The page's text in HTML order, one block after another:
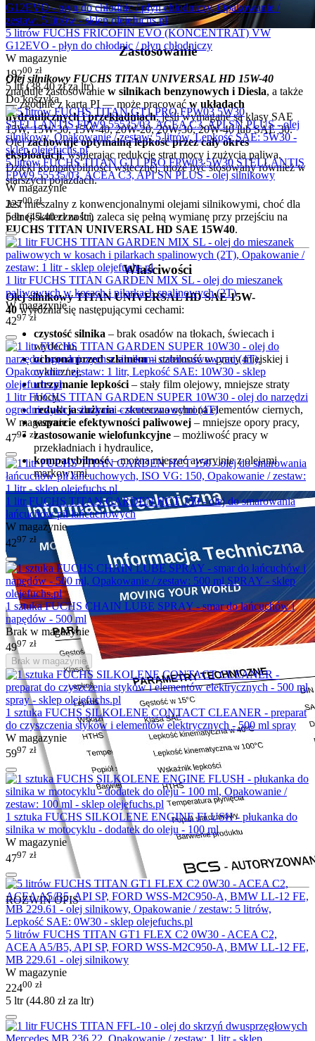
Zastosowanie
Olej silnikowy FUCHS TITAN UNIVERSAL HD 15W-40
znajduje zastosowanie w silnikach benzynowych i Diesla, a także
— zgodnie z kartą PI — może pracować w układach
hydraulicznych i przekładniach, jeśli wymagane są klasy SAE
15W, 15W-30, 15W-40, 20W-20, 20W-30, 20W-40 lub SAE 30.
Olejzachowuje optymalną lepkość przez cały okres
eksploatacji, wspierając redukcję strat mocy i zużycia paliwa.
Dzięki kompatybilności wstecznej, może być stosowany również w
starszych pojazdach.
Jest mieszalny z konwencjonalnymi olejami silnikowymi, choć dla
pełnej skuteczności, zaleca się pełną wymianę przy przejściu na
FUCHS TITAN UNIVERSAL HD SAE 15W40.
Właściwości
Olej silnikowy TITAN UNIVERSAL HD SAE 15W-
40wyróżnia się następującymi cechami:
czystość silnika – brak osadów na tłokach, świecach i
wydechu,
ochrona przed szlamem– stabilność w pracy miejskiej i
cyklicznej,
utrzymanie lepkości – stały film olejowy, mniejsze straty
mocy,
redukcja zużycia– skuteczna ochrona elementów ciernych,
wsparcie efektywności paliwowej – mniejsze opory pracy,
zastosowanie wielofunkcyjne – możliwość pracy w
przekładniach i hydraulice,
kompatybilność– można mieszać awaryjnie z olejami
markowymi.
ROZWIŃ OPIS
5 litrów FUCHS FRICOFIN EVO (KONCENTRAT) VW
G12EVO - płyn do chłodnic / płyn chłodniczy
W magazynie
19200 zł
5 ltr (38.40złza ltr)
Do koszyka
5 litrów FUCHS TITAN GT1 PRO FPW03 5W30 STELLANTIS
FPW9.55535/03, ACEA C3, API SN PLUS - olej silnikowy
W magazynie
22700 zł
5 ltr (45.40złza ltr)
1 litr FUCHS TITAN GARDEN MIX SL - olej do mieszanek
paliwowych w kosach i pilarkach spalinowych (2T)
W magazynie
4297 zł
1 litr FUCHS TITAN GARDEN SUPER 10W30 - olej do narzędzi
ogrodniczych z silnikami czterosuwowymi (4T)
W magazynie
4797 zł
1 litr FUCHS TITAN GARDEN HCT 150 - olej do smarowania
łańcuchów pił łańcuchowych
W magazynie
4297 zł
1 sztuka FUCHS CHAIN LUBE SPRAY - smar do łańcuchów i
napędów - 500 ml
Brak w magazynie
4997 zł
Brak w magazynie
1 sztuka FUCHS SILKOLENE CONTACT CLEANER - preparat
do czyszczenia styków i elementów elektrycznych - 500 ml spray
W magazynie
5997 zł
1 sztuka FUCHS SILKOLENE ENGINE FLUSH - płukanka do
silnika w motocyklu - dodatek do oleju - 100 ml
W magazynie
4797 zł
5 litrów FUCHS TITAN GT1 FLEX C2 0W30 - ACEA C2,
ACEA A5/B5, API SP, FORD WSS-M2C950-A, BMW LL-12 FE,
MB 229.61 - olej silnikowy
W magazynie
22400 zł
5 ltr (44.80 złza ltr)